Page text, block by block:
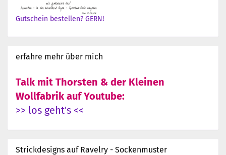
Gutschein bestellen? GERN!
erfahre mehr über mich
Talk mit Thorsten & der Kleinen
Wollfabrik auf Youtube:
>> los geht's <<
Strickdesigns auf Ravelry - Sockenmuster